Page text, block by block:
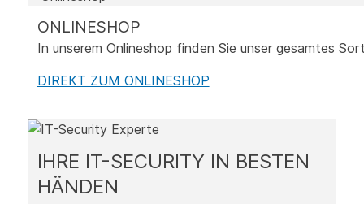
ONLINESHOP
In unserem Onlineshop finden Sie unser gesamtes
DIREKT ZUM ONLINESHOP
IHRE IT-SECURITY IN BESTEN
HÄNDEN